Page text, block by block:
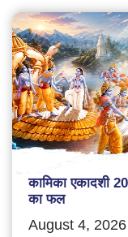
कामिका एकादशी
का फल
August 4, 2026